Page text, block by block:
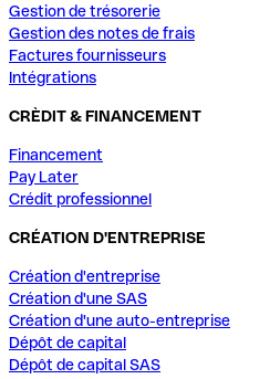
Gestion de trésorerie
Gestion des notes de frais
Factures fournisseurs
Intégrations
CRÈDIT & FINANCEMENT
Financement
Pay Later
Crédit professionnel
CRÉATION D'ENTREPRISE
Création d'entreprise
Création d'une SAS
Création d'une auto-entreprise
Dépôt de capital
Dépôt de capital SAS